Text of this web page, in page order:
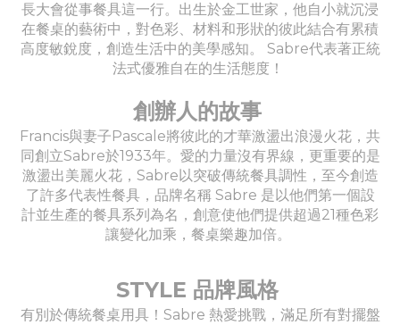
長大會從事餐具這一行。出生於金工世家，他自小就沉浸
在餐桌的藝術中，對色彩、材料和形狀的彼此結合有累積
高度敏銳度，創造生活中的美學感知。 Sabre代表著正統
法式優雅自在的生活態度！
創辦人的故事
Francis與妻子Pascale將彼此的才華激盪出浪漫火花，共
同創立Sabre於1933年。愛的力量沒有界線，更重要的是
激盪出美麗火花，Sabre以突破傳統餐具調性，至今創造
了許多代表性餐具，品牌名稱 Sabre 是以他們第一個設
計並生產的餐具系列為名，創意使他們提供超過21種色彩
讓變化加乘，餐桌樂趣加倍。
STYLE 品牌風格
有別於傳統餐桌用具！Sabre 熱愛挑戰，滿足所有對擺盤